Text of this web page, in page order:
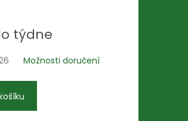
týdne
Možnosti doručení